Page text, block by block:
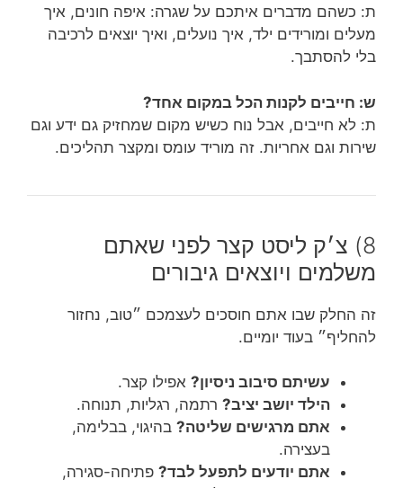
ת: כשהם מדברים איתכם על שגרה: איפה חונים, איך
מעלים ומורידים ילד, איך נועלים, ואיך יוצאים לרכיבה
בלי להסתבך.
ש: חייבים לקנות הכל במקום אחד?
ת: לא חייבים, אבל נוח כשיש מקום שמחזיק גם ידע וגם
שירות וגם אחריות. זה מוריד עומס ומקצר תהליכים.
8) צ׳ק ליסט קצר לפני שאתם
משלמים ויוצאים גיבורים
זה החלק שבו אתם חוסכים לעצמכם ״טוב, נחזור
להחליף״ בעוד יומיים.
עשיתם סיבוב ניסיון? אפילו קצר.
הילד יושב יציב? רתמה, רגליות, תנוחה.
אתם מרגישים שליטה? בהיגוי, בבלימה,
בעצירה.
אתם יודעים לתפעל לבד? פתיחה-סגירה,